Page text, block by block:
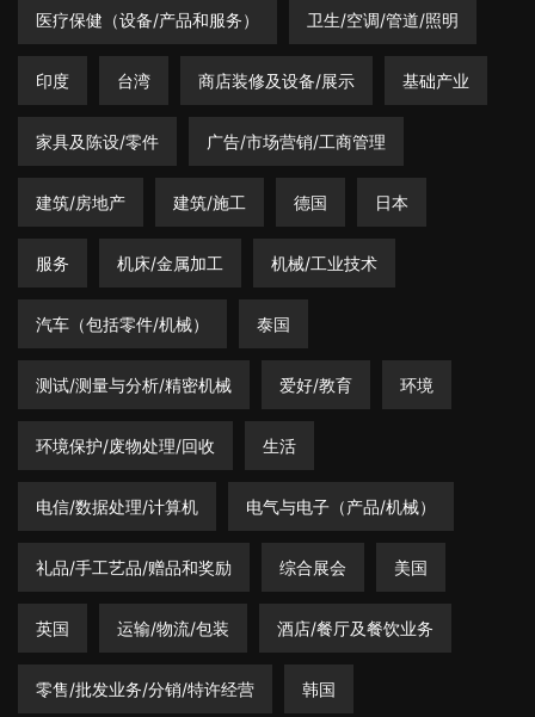
医疗保健（设备/产品和服务） 卫生/空调/管道/照明
印度 台湾 商店装修及设备/展示 基础产业
家具及陈设/零件 广告/市场营销/工商管理
建筑/房地产 建筑/施工 德国 日本
服务 机床/金属加工 机械/工业技术
汽车（包括零件/机械） 泰国
测试/测量与分析/精密机械 爱好/教育 环境
环境保护/废物处理/回收 生活
电信/数据处理/计算机 电气与电子（产品/机械）
礼品/手工艺品/赠品和奖励 综合展会 美国
英国 运输/物流/包装 酒店/餐厅及餐饮业务
零售/批发业务/分销/特许经营 韩国